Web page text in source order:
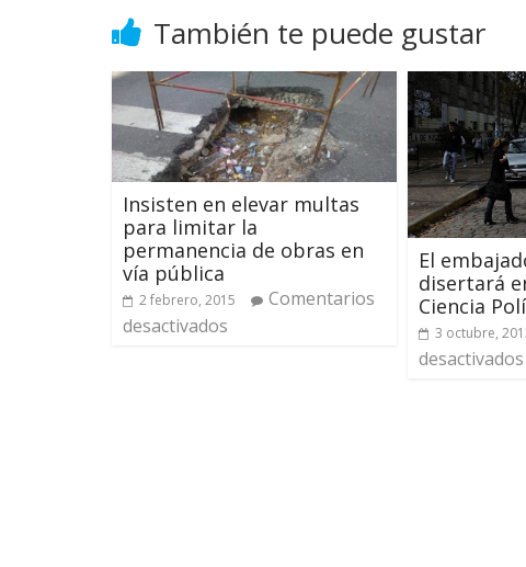
También te puede gustar
Insisten en elevar multas
para limitar la
permanencia de obras en
vía pública
2 febrero, 2015
Comentarios
desactivados
El
disertará
Ciencia
3 octubre,
desactivados